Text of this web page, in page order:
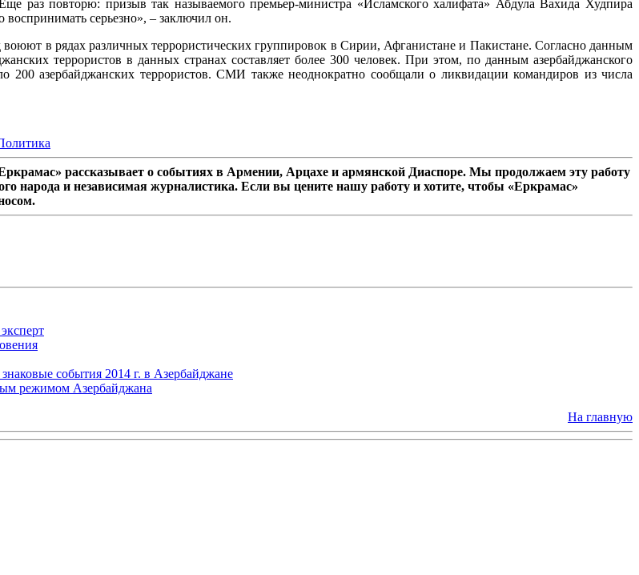
раз повторю: призыв так называемого премьер-министра «Исламского халифата» Абдула Вахида Худпира
серьезно», – заключил он.
в рядах различных террористических группировок в Сирии, Афганистане и Пакистане. Согласно данным
террористов в данных странах составляет более 300 человек. При этом, по данным азербайджанского
200 азербайджанских террористов. СМИ также неоднократно сообщали о ликвидации командиров из числа
рассказывает о событиях в Армении, Арцахе и армянской Диаспоре. Мы продолжаем эту работу
народа и независимая журналистика. Если вы цените нашу работу и хотите, чтобы «Еркрамас»
события 2014 г. в Азербайджане
режимом Азербайджана
На главную